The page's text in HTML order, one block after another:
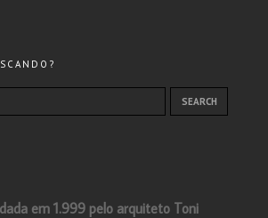
em 1.999 pelo arquiteto Toni